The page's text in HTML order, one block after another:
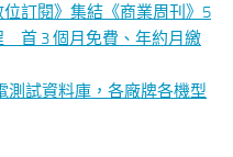
訂閱》集結《商業周刊》5
首 3 個月免費、年約月繳
測試資料庫，各廠牌各機型